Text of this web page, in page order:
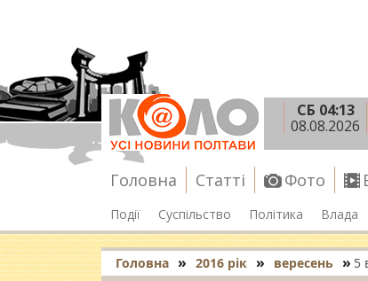
СБ 04:13
08.08.2026
Головна Статті Фото
Події Суспільство Політика Влада
Головна » 2016 рік » вересень » 5